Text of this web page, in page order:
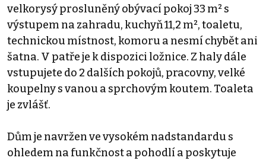
velkorysý prosluněný obývací pokoj 33 m² s
výstupem na zahradu, kuchyň 11,2 m², toaletu,
technickou místnost, komoru a nesmí chybět ani
šatna. V patře je k dispozici ložnice. Z haly dále
vstupujete do 2 dalších pokojů, pracovny, velké
koupelny s vanou a sprchovým koutem. Toaleta
je zvlášť.
Dům je navržen ve vysokém nadstandardu s
ohledem na funkčnost a pohodlí a poskytuje